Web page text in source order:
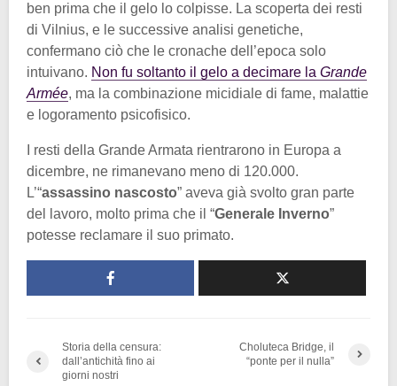
ben prima che il gelo lo colpisse. La scoperta dei resti
di Vilnius, e le successive analisi genetiche,
confermano ciò che le cronache dell’epoca solo
intuivano. Non fu soltanto il gelo a decimare la Grande
Armée, ma la combinazione micidiale di fame, malattie
e logoramento psicofisico.
I resti della Grande Armata rientrarono in Europa a
dicembre, ne rimanevano meno di 120.000.
L’“assassino nascosto” aveva già svolto gran parte
del lavoro, molto prima che il “Generale Inverno”
potesse reclamare il suo primato.
Storia della censura:
dall’antichità fino ai
giorni nostri
Choluteca Bridge, il
“ponte per il nulla”